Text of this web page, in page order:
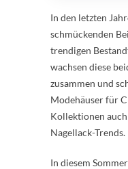
In den letzten
schmückenden
trendigen
wachsen diese
zusammen und
Modehäuser für
Kollektionen
Nagellack-Trends.
In diesem